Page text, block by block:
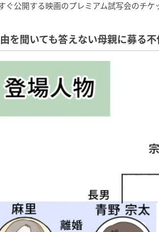
ぐ公開する映画のプレミアム試写会のチケ
を聞いても答えない母親に募る